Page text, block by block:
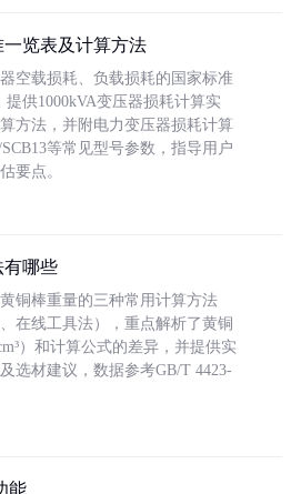
览表及计算方法
空载损耗、负载损耗的国家标准
提供1000kVA变压器损耗计算实
方法，并附电力变压器损耗计算
等常见型号参数，指导用户
要点。
有哪些
铜棒重量的三种常用计算方法
在线工具法），重点解析了黄铜
）和计算公式的差异，并提供实
选材建议，数据参考GB/T 4423-
能